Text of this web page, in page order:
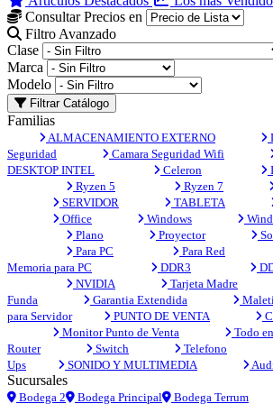
Consultar Precios en
Filtro Avanzado
Clase
Marca
Modelo
Filtrar Catálogo
Familias
ALMACENAMIENTO EXTERNO
Seguridad
Camara Seguridad Wifi
DESKTOP INTEL
Celeron
Ryzen 5
Ryzen 7
SERVIDOR
TABLETA
Office
Windows
Plano
Proyector
Para PC
Para Red
Memoria para PC
DDR3
NVIDIA
Tarjeta Madre
Funda
Garantia Extendida
para Servidor
PUNTO DE VENTA
Monitor Punto de Venta
Todo
Router
Switch Telefono
Ups
SONIDO Y MULTIMEDIA
Sucursales
Bodega 2 Bodega Principal Bodega Terrum